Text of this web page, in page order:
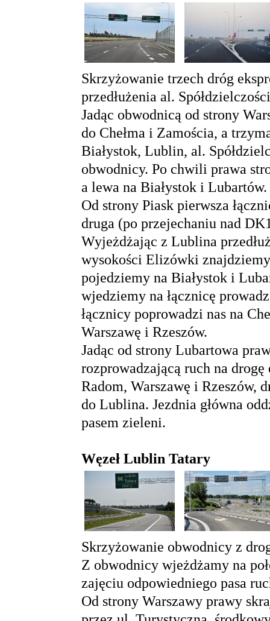
Skrzyżowanie trzech dróg
przedłużenia al.
Jadąc obwodnicą od strony
do Chełma i Zamościa, a
Białystok, Lublin, al.
obwodnicy. Po chwili prawa
a lewa na Białystok i Lubartów.
Od strony Piask pierwsza
druga (po przejechaniu nad
Wyjeżdżając z Lublina
wysokości Elizówki
pojedziemy na Białystok i
wjedziemy na łącznicę
łącznicy poprowadzi nas na
Warszawę i Rzeszów.
Jadąc od strony Lubartowa
rozprowadzającą ruch na drogę
Radom, Warszawę i Rzeszów,
do Lublina. Jezdnia główna
pasem zieleni.
Węzeł Lublin Tatary
Skrzyżowanie obwodnicy z
Z obwodnicy wjeżdżamy na
zajęciu odpowiedniego pasa
Od strony Warszawy prawy